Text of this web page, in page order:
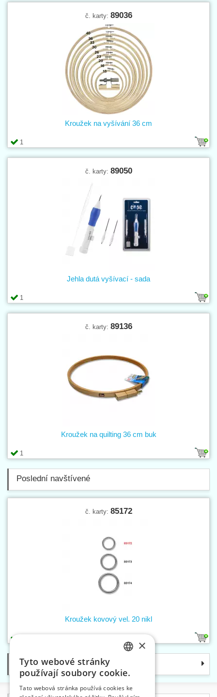
č. karty: 89036
1
Kroužek na vyšívání 36 cm
č. karty: 89050
1
Jehla dutá vyšívací - sada
č. karty: 89136
1
Kroužek na quilting 36 cm buk
Poslední navštívené
č. karty: 85172
Kroužek kovový vel. 20 nikl
Kategorie
×
Tyto webové stránky
používají soubory cookie.
Tato webová stránka používá cookies ke